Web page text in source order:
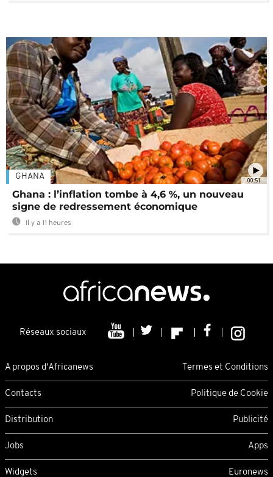
00:51
GHANA
Ghana : l’inflation tombe à 4,6 %, un nouveau
signe de redressement économique
Il y a 11 heures
Réseaux sociaux
A propos d'Africanews Termes et Conditions
Contacts Politique de Cookie
Distribution Publicité
Jobs Apps
Widgets Euronews